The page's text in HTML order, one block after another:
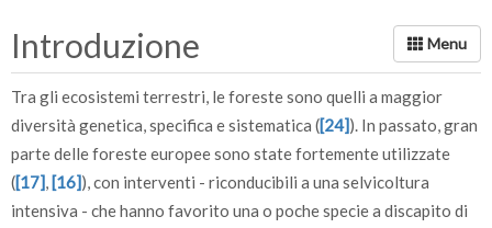
Introduzione
Tra gli ecosistemi terrestri, le foreste sono quelli a maggior
diversità genetica, specifica e sistematica ([24]). In passato, gran
parte delle foreste europee sono state fortemente utilizzate
([17],[16]), con interventi - riconducibili a una selvicoltura
intensiva - che hanno favorito una o poche specie a discapito di